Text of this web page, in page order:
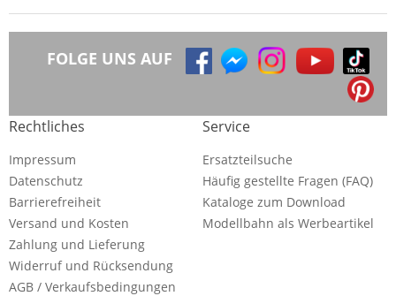
FOLGE UNS AUF
Rechtliches
Impressum
Datenschutz
Barrierefreiheit
Versand und Kosten
Zahlung und Lieferung
Widerruf und Rücksendung
AGB / Verkaufsbedingungen
Service
Ersatzteilsuche
Häufig gestellte Fragen (FAQ)
Kataloge zum Download
Modellbahn als Werbeartikel